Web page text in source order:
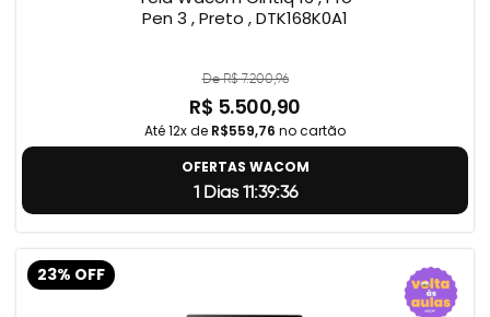
Pen 3 , Preto , DTK168K0A1
De R$ 7.200,96
R$ 5.500,90
Até 12x de R$559,76 no cartão
OFERTAS WACOM
1 Dias 11:39:35
23% OFF